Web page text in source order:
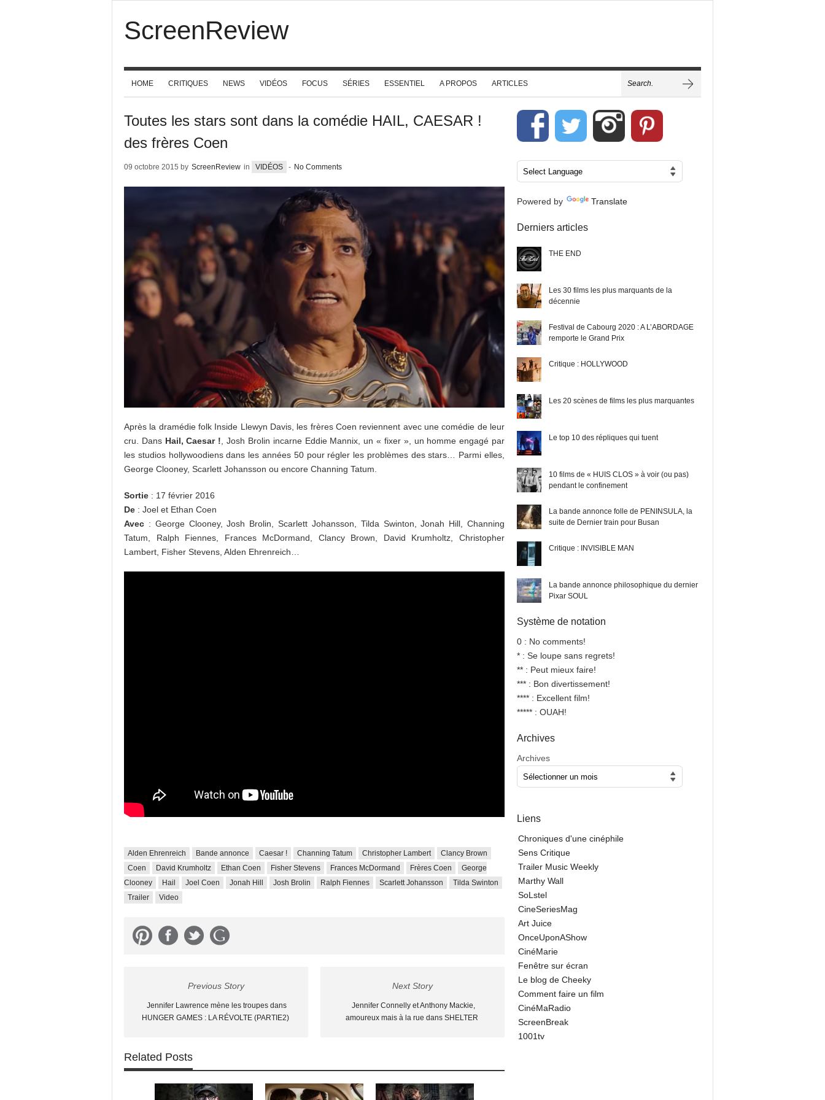
ScreenReview
HOME CRITIQUES NEWS VIDÉOS FOCUS SÉRIES ESSENTIEL A PROPOS ARTICLES
Toutes les stars sont dans la comédie HAIL, CAESAR !
des frères Coen
09 octobre 2015 by ScreenReview in VIDÉOS - No Comments
Après la dramédie folk Inside Llewyn Davis, les frères Coen reviennent avec une comédie de leur
cru. DansHail, Caesar !, Josh Brolin incarne Eddie Mannix, un « fixer », un homme engagé par
les studios hollywoodiens dans les années 50 pour régler les problèmes des stars… Parmi elles,
George Clooney, Scarlett Johansson ou encore Channing Tatum.
Sortie : 17 février 2016
De : Joel et Ethan Coen
Avec : George Clooney, Josh Brolin, Scarlett Johansson, Tilda Swinton, Jonah Hill, Channing
Tatum, Ralph Fiennes, Frances McDormand, Clancy Brown, David Krumholtz, Christopher
Lambert, Fisher Stevens, Alden Ehrenreich…
Alden Ehrenreich Bande annonce Caesar ! Channing Tatum Christopher Lambert
Clancy Brown
Coen
David Krumholtz Ethan Coen Fisher Stevens Frances McDormand Frères Coen
George
Clooney
Hail Joel Coen Jonah Hill Josh Brolin Ralph Fiennes Scarlett Johansson
Tilda Swinton
Trailer
Video
Previous Story
Jennifer Lawrence mène les troupes dans
HUNGER GAMES : LA RÉVOLTE (PARTIE2)
Next Story
Jennifer Connelly et Anthony Mackie,
amoureux mais à la rue dans SHELTER
Related Posts
Powered by Translate
Derniers articles
THE END
Les 30 films les plus marquants de la
décennie
Festival de Cabourg 2020 : A L’ABORDAGE
remporte le Grand Prix
Critique : HOLLYWOOD
Les 20 scènes de films les plus marquantes
Le top 10 des répliques qui tuent
10 films de « HUIS CLOS » à voir (ou pas)
pendant le confinement
La bande annonce folle de PENINSULA, la
suite de Dernier train pour Busan
Critique : INVISIBLE MAN
La bande annonce philosophique du dernier
Pixar SOUL
Système de notation
0 : No comments!
* : Se loupe sans regrets!
** : Peut mieux faire!
*** : Bon divertissement!
**** : Excellent film!
***** : OUAH!
Archives
Archives
Liens
Chroniques d'une cinéphile
Sens Critique
Trailer Music Weekly
Marthy Wall
SoLstel
CineSeriesMag
Art Juice
OnceUponAShow
CinéMarie
Fenêtre sur écran
Le blog de Cheeky
Comment faire un film
CinéMaRadio
ScreenBreak
1001tv